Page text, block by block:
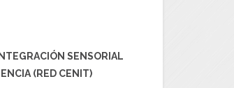
SENSORIAL
(RED CENIT)